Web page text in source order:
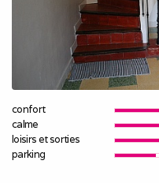
confort
calme
loisirs et sorties
parking